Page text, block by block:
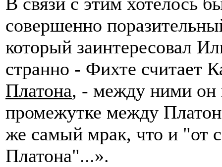
совершенно
который заинтересовал
странно - Фихте считает
Платона, - между ними он
промежутке между
же самый мрак, что и "от
Платона"...».